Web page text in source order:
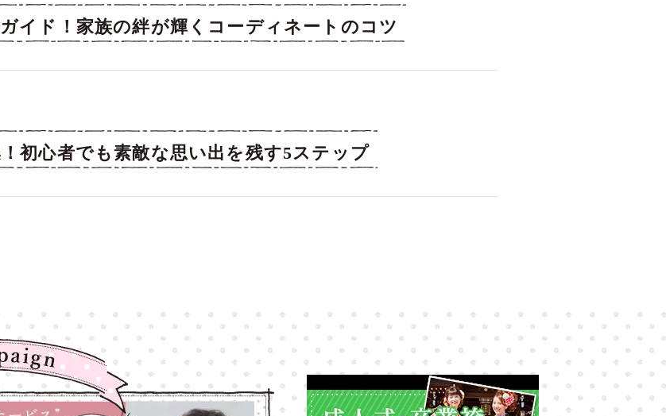
イド！家族の絆が輝くコーディネートのコツ
初心者でも素敵な思い出を残す5ステップ